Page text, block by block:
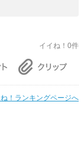
イイね！0件
！ランキングページへ